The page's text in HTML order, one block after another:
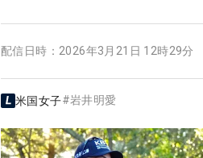
配信日時： 2026年3月21日 12時29分
米国女子#岩井明愛